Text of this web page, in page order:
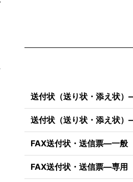
送付状（送り状・添え状
送付状（送り状・添え状）
FAX送付状・送信票―一般
FAX送付状・送信票―専用